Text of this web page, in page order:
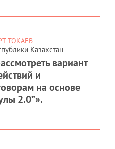
ТОКАЕВ
Казахстан
вариант
и
на основе
2.0”».